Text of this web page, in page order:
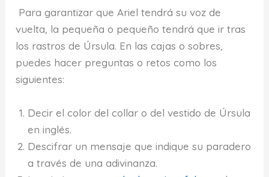
Para garantizar que Ariel tendrá su voz de
vuelta, la pequeña o pequeño tendrá que ir tras
los rastros de Úrsula. En las cajas o sobres,
puedes hacer preguntas o retos como los
siguientes:
Decir el color del collar o del vestido de Úrsula
en inglés.
Descifrar un mensaje que indique su paradero
a través de una adivinanza.